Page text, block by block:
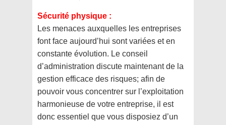
Sécurité physique :
Les menaces auxquelles les entreprises
font face aujourd’hui sont variées et en
constante évolution. Le conseil
d’administration discute maintenant de la
gestion efficace des risques; afin de
pouvoir vous concentrer sur l’exploitation
harmonieuse de votre entreprise, il est
donc essentiel que vous disposiez d’un